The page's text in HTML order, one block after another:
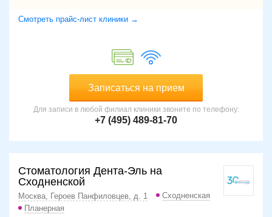
Смотреть прайс-лист клиники →
Записаться на прием
Для записи в любой филиал клиники звоните по телефону:
+7 (495) 489-81-70
Стоматология Дента-Эль на
Сходненской
Москва, Героев Панфиловцев, д. 1
Сходненская
Планерная